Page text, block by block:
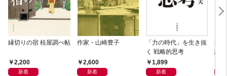
縁切りの宿 桂屋調べ帖
2,200
新着
作家・山崎豊子
2,600
新着
「力の時代」を生き抜
く 戦略的思考
1,899
新着
本
話）